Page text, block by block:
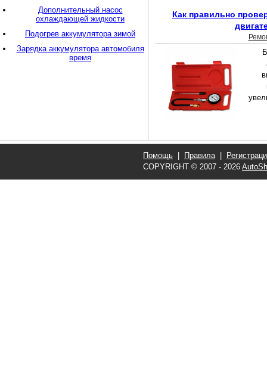
Как правильно
Дополнительный насос
охлаждающей жидкости
Подогрев аккумулятора зимой
Зарядка аккумулятора автомобиля
время
Помощь Правила|
COPYRIGHT © 2007 - 2026